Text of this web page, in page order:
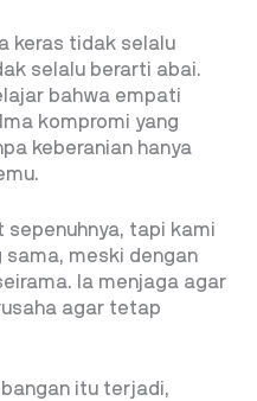
keras tidak selalu
selalu berarti abai.
bahwa empati
kompromi yang
keberanian hanya
sepenuhnya, tapi kami
sama, meski dengan
Ia menjaga agar
agar tetap
itu terjadi,